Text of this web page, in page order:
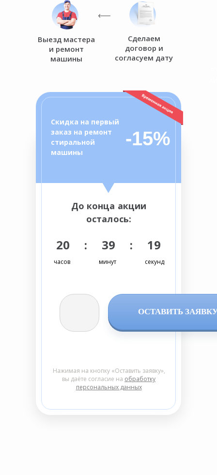
20 : 39 : 18
До конца акции
осталось:
Скидка на первый
заказ на ремонт
стиральной
машины
-15%
ОСТАВИТЬ
Нажимая на кнопку «Оставить заявку»,
вы даёте согласие на обработку
персональных данных
секунд
минут
часов
Выезд мастера
и ремонт
машины
Сделаем
договор и
согласуем дату